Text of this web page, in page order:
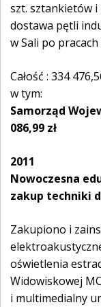
szt. sztankietów
dostawa pętli
w Sali po
Całość : 334
w tym:
Samorząd
086,99 zł
2011
Nowoczesna
zakup techniki
Zakupiono i
oświetlenia
Widowiskowej
i multimedialny